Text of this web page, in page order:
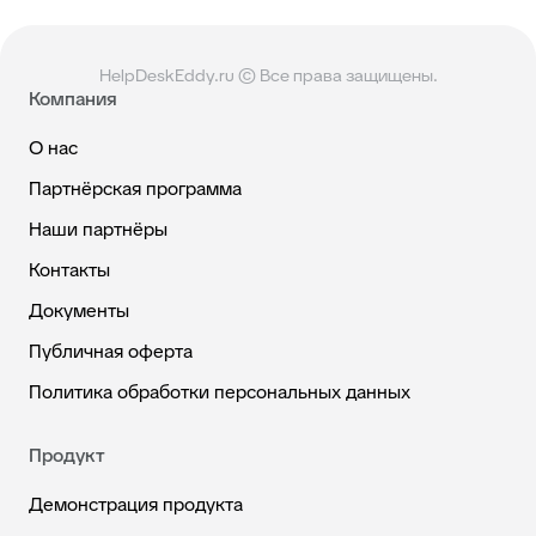
HelpDeskEddy.ru © Все права защищены.
Компания
О нас
Партнёрская программа
Наши партнёры
Контакты
Документы
Публичная оферта
Политика обработки персональных данных
Продукт
Демонстрация продукта